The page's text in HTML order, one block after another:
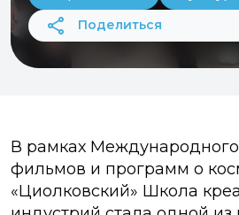
Поделиться
В рамках
фильмов и программ о
«Циолковский» Школа